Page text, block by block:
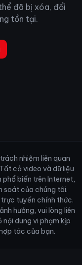
đã bị xóa, đổi
tồn tại.
nhiệm liên quan
cả video và dữ liệu
biến trên Internet,
soát của chúng tôi.
tuyến chính thức.
hưởng, vui lòng liên
dung vi phạm kịp
tác của bạn.